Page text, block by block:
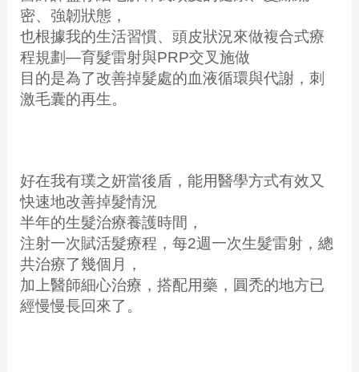
密、強韌狀態，
也根據我的生活習慣、頭皮狀況來做複合式療
程規劃—育髮雷射與PRP交叉施做
目的是為了改善掉髮處的血液循環與代謝，刺
激毛囊的再生。
好在我有璞之妍當後盾，能用醫學方式有效又
快速地改善掉髮情況
半年的生髮治療養護時間，
注射一次賦活髮療程，每2週一次生髮雷射，總
共治療了幾個月，
加上醫師細心治療，搭配用藥，圓禿的地方已
經慢慢長回來了。